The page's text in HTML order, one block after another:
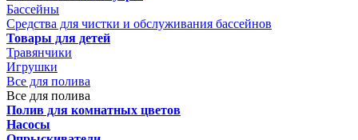
Бассейны
Средства для чистки и обслуживания бассейнов
Товары для детей
Травянчики
Игрушки
Все для полива
Все для полива
Полив для комнатных цветов
Насосы